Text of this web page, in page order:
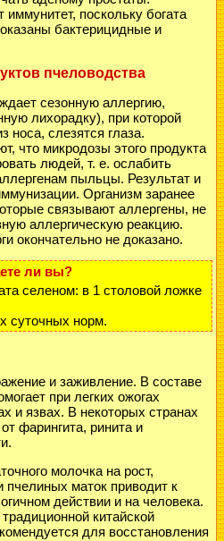
иммунитет, поскольку богата
бактерицидные и
пчеловодства
сезонную аллергию,
лихорадку), при которой
носа, слезятся глаза.
что микродозы этого продукта
людей, т. е. ослабить
пыльцы. Результат и
Организм заранее
связывают аллергены, не
аллергическую реакцию.
окончательно не доказано.
ли вы?
селеном: в 1 столовой ложке
суточных норм.
и заживление. В составе
при легких ожогах
и язвах. В некоторых странах
фарингита, ринита и
молочка на рост,
пчелиных маток приводит к
действии и на человека.
китайской
для восстановления